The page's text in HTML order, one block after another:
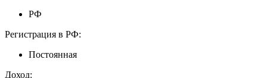
РФ
Регистрация в РФ:
Постоянная
Доход: